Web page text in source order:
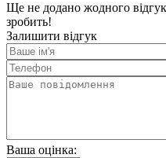
Ще не додано жодного
зробить!
Залишити відгук
Ваше
ім'я
Телефон
Ваше
Ваша оцінка: